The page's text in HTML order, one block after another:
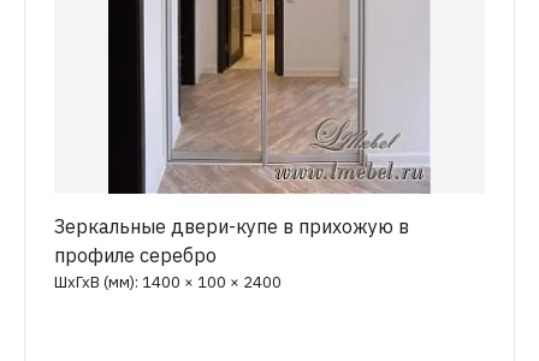
Зеркальные двери-купе в прихожую в
профиле серебро
ШхГхВ (мм): 1400 × 100 × 2400